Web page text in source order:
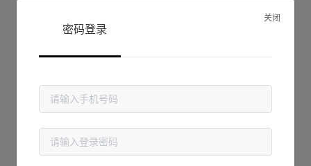
抱歉!
请检查您输入的网址是否正确，或点击下面的按钮返回首页。
关闭
密码登录